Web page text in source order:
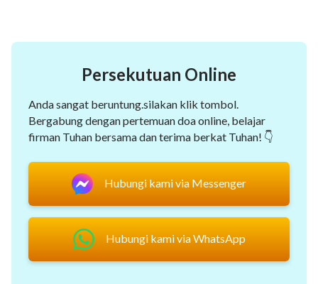
Persekutuan Online
Anda sangat beruntung.silakan klik tombol.
Bergabung dengan pertemuan doa online, belajar
firman Tuhan bersama dan terima berkat Tuhan! 👇
Hubungi kami via Messenger
Hubungi kami via WhatsApp